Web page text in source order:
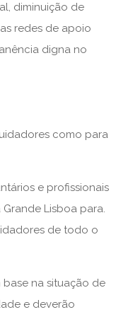
diminuição de
redes de apoio
digna no
como para
e profissionais
Lisboa para.
de todo o
na situação de
e deverão